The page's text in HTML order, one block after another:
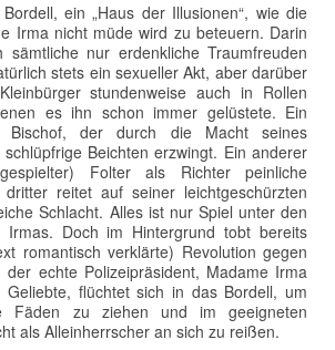
ein „Haus der Illusionen“, wie die
Irma nicht müde wird zu beteuern. Darin
sämtliche nur erdenkliche Traumfreuden
stets ein sexueller Akt, aber darüber
stundenweise auch in Rollen
es ihn schon immer gelüstete. Ein
Bischof, der durch die Macht seines
Beichten erzwingt. Ein anderer
Folter als Richter peinliche
dritter reitet auf seiner leichtgeschürzten
Schlacht. Alles ist nur Spiel unter den
Irmas. Doch im Hintergrund tobt bereits
romantisch verklärte) Revolution gegen
echte Polizeipräsident, Madame Irma
Geliebte, flüchtet sich in das Bordell, um
zu ziehen und im geeigneten
als Alleinherrscher an sich zu reißen.